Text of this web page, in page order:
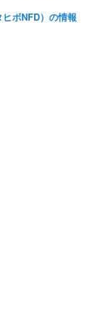
ボNFD）の情報